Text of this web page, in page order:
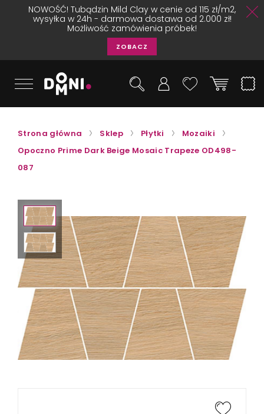
NOWOŚĆ! Tubądzin Mild Clay w cenie od 115 zł/m2,
wysyłka w 24h - darmowa dostawa od 2.000 zł!
Możliwość zamówienia próbek!
ZOBACZ
Strona główna Sklep Płytki
Mozaiki
Opoczno Prime Dark Beige Mosaic Trapeze OD498-
087